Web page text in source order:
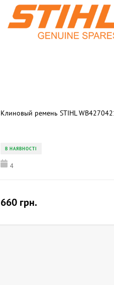
Клиновый ремень STIHL
В НАЯВНОСТІ
4
660 грн.